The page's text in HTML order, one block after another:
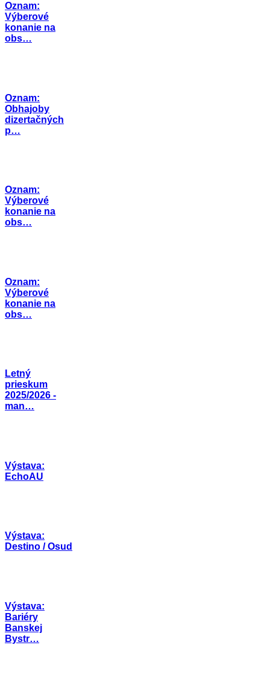
Oznam:
Výberové
konanie na
obs…
Oznam:
Obhajoby
dizertačných
p…
Oznam:
Výberové
konanie na
obs…
Oznam:
Výberové
konanie na
obs…
Letný
prieskum
2025/2026 -
man…
Výstava:
EchoAU
Výstava:
Destino / Osud
Výstava:
Bariéry
Banskej
Bystr…